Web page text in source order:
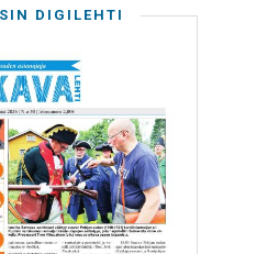
DIGILEHTI